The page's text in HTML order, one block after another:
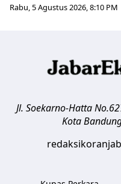
Rabu, 5 Agustus 2026, 8:10 PM
Jl. Soekarno-Hatta
Kota